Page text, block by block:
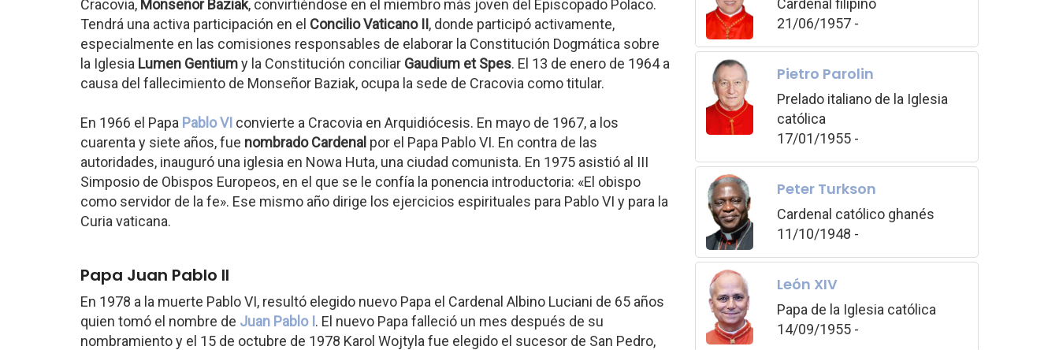
Cracovia, Monseñor Baziak, convirtiéndose en el miembro más joven del Episcopado Polaco.
Tendrá una activa participación en el Concilio Vaticano II, donde participó activamente,
especialmente en las comisiones responsables de elaborar la Constitución Dogmática sobre
la Iglesia Lumen Gentiumy la Constitución conciliar Gaudium et Spes. El 13 de enero de 1964 a
causa del fallecimiento de Monseñor Baziak, ocupa la sede de Cracovia como titular.
En 1966 el Papa Pablo VI convierte a Cracovia en Arquidiócesis. En mayo de 1967, a los
cuarenta y siete años, fue nombrado Cardenal por el Papa Pablo VI. En contra de las
autoridades, inauguró una iglesia en Nowa Huta, una ciudad comunista. En 1975 asistió al III
Simposio de Obispos Europeos, en el que se le confía la ponencia introductoria: «El obispo
como servidor de la fe». Ese mismo año dirige los ejercicios espirituales para Pablo VI y para la
Curia vaticana.
Papa Juan Pablo II
En 1978 a la muerte Pablo VI, resultó elegido nuevo Papa el Cardenal Albino Luciani de 65 años
quien tomó el nombre de Juan Pablo I. El nuevo Papa falleció un mes después de su
nombramiento y el 15 de octubre de 1978 Karol Wojtyla fue elegido el sucesor de San Pedro,
21/06/1957 -
Pietro Parolin
Prelado italiano de la Iglesia
católica
17/01/1955 -
Peter Turkson
Cardenal católico ghanés
11/10/1948 -
León XIV
Papa de la Iglesia católica
14/09/1955 -